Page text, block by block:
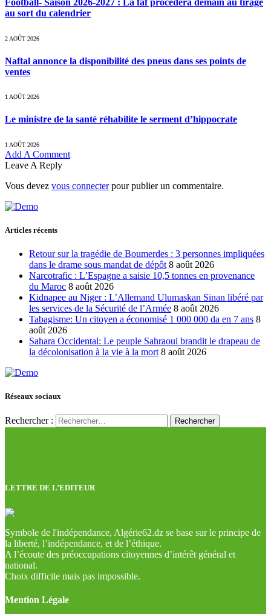
Football- Saison 2026-2027 : La faf procèdera demain au tirage
au sort du calendrier
2 AOÛT 2026
Naftal annonce la disponibilité des pneus dans ses points de
ventes
1 AOÛT 2026
Le ministre de la santé réhabilite le serment d’hippocrate
1 AOÛT 2026
Add A Comment
Leave A Reply
Vous devez vous connecterpour publier un commentaire.
Articles récents
Retour sur la tragédie de Boumerdes : 3 personnes impliquées
dans le drame sous mandat de dépôt 8 août 2026
Narcotrafic : L’Espagne a saisie 10,5 tonnes en provenance
du Maroc 8 août 2026
Kidnapee au Niger : L’Allemand Ulumaskan Sinan libéré par
les services de la Sécurité de l’Armée 8 août 2026
Tabagisme: Un citoyen a économisé 1 000 000 da en 7 ans 8
août 2026
Sahara Occidental: Le peuple Sahraoui brandit le drapeau de
la décolonisation à la vie à la mort 8 août 2026
Réseaux sociaux
Rechercher :
LETTRE DE L’EDITEUR
Symbole de l'indépendance, Algérie62.dz se base sur le principe de
la liberté, l’indépendance, et de l’éthique.
A l’écoute des préoccupations citoyennes d’intérêt général et
national.
Choix difficile mais pas impossible.
Mention Légale